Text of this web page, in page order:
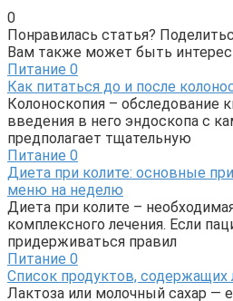
0
Понравилась статья?
Вам также может быть
Питание 0
Как питаться до и после
Колоноскопия – обследование
введения в него эндоскопа с
предполагает тщательную
Питание 0
Диета при колите: основные
меню на неделю
Диета при колите –
комплексного лечения. Если
придерживаться правил
Питание 0
Список продуктов, содержащих
Лактоза или молочный сахар —